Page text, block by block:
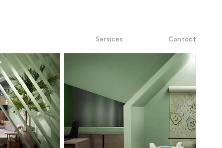
Services Contact